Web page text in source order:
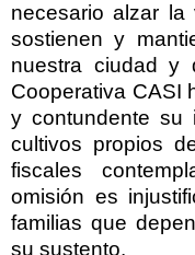
necesario alzar
sostienen y
nuestra ciudad y
Cooperativa CASI
y contundente su
cultivos propios
fiscales
omisión es
familias que
su sustento.